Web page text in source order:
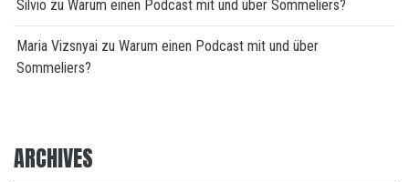
Silvio zu Warum einen Podcast mit und über Sommeliers?
Maria Vizsnyai zu Warum einen Podcast mit und über
Sommeliers?
ARCHIVES